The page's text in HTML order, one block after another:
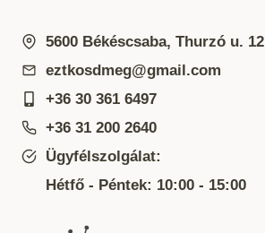
5600 Békéscsaba, Thurzó u. 12
eztkosdmeg@gmail.com
+36 30 361 6497
+36 31 200 2640
Ügyfélszolgálat:
Hétfő - Péntek: 10:00 - 15:00